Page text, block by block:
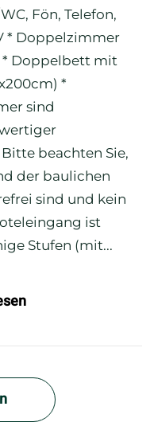
Fön, Telefon,
* Doppelzimmer
Doppelbett mit
*
sind
beachten Sie,
der baulichen
sind und kein
ist
Stufen (mit...